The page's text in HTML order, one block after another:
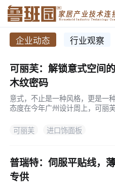
企业动态 行业观察
可丽芙：解锁意式空间
木纹密码
意式，不止是一种风格，更是一
态度在今年广州设计周上，可丽
绎，以更具情感温度与设计深度的
饰面，呈现意大利人对生活、美学
可丽芙 进口饰面板
普瑞特：伺服平贴线，
专供